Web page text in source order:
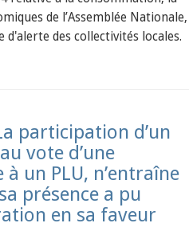
de l’Assemblée Nationale,
d'alerte des collectivités locales.
participation d’un
vote d’une
un PLU, n’entraîne
présence a pu
en sa faveur